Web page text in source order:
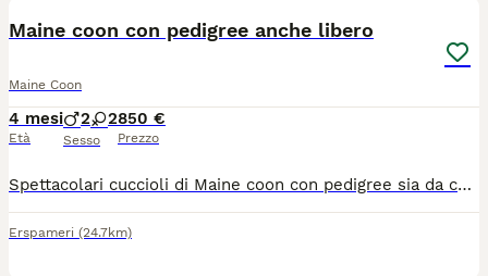
Maine coon con pedigree anche libero
Maine Coon
4 mesi
Età
2 2
Sesso
850 €
Prezzo
Spettacolari cuccioli di Maine coon con pedigree sia da compagnia (€850) sia da riproduzione (€ 1400)! Completi di tutto sono già disponibili! Nati il 24 marzo 2026! Genitori testati e certificati! Possibilità di consegna!!! Per tutte le informazioni Maria Rosa 3204280348
Erspameri (24.7km)